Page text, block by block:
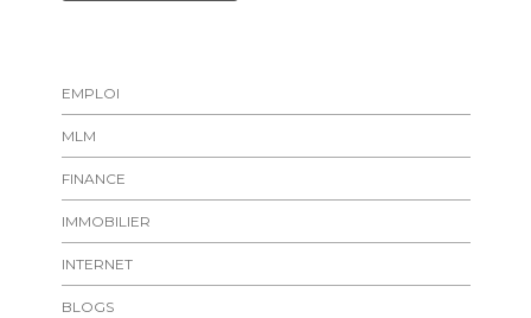
EMPLOI
MLM
FINANCE
IMMOBILIER
INTERNET
BLOGS